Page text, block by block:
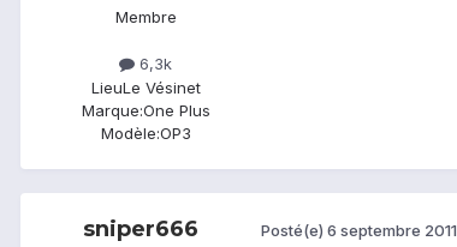
Membre
6,3k
LieuLe Vésinet
Marque:One Plus
Modèle:OP3
sniper666 Posté(e) 6 septembre 2011